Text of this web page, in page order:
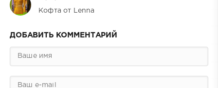
Кофта от Lenna
ДОБАВИТЬ КОММЕНТАРИЙ